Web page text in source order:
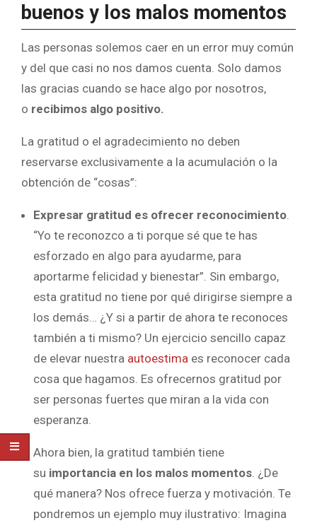
buenos y los malos momentos
Las personas solemos caer en un error muy común
y del que casi no nos damos cuenta. Solo damos
las gracias cuando se hace algo por nosotros,
o recibimos algo positivo.
La gratitud o el agradecimiento no deben
reservarse exclusivamente a la acumulación o la
obtención de “cosas”:
Expresar gratitud es ofrecer reconocimiento.
“Yo te reconozco a ti porque sé que te has
esforzado en algo para ayudarme, para
aportarme felicidad y bienestar”. Sin embargo,
esta gratitud no tiene por qué dirigirse siempre a
los demás… ¿Y si a partir de ahora te reconoces
también a ti mismo? Un ejercicio sencillo capaz
de elevar nuestra autoestima es reconocer cada
cosa que hagamos. Es ofrecernos gratitud por
ser personas fuertes que miran a la vida con
esperanza.
Ahora bien, la gratitud también tiene
su importancia en los malos momentos. ¿De
qué manera? Nos ofrece fuerza y motivación. Te
pondremos un ejemplo muy ilustrativo: Imagina